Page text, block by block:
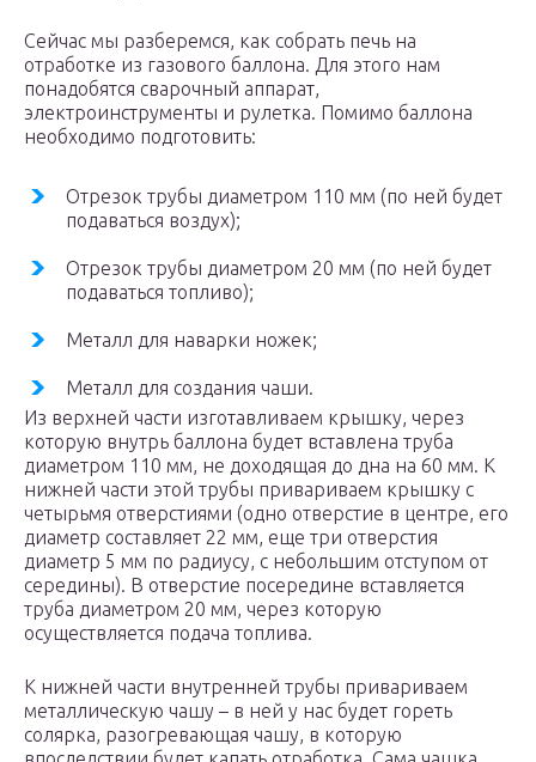
Сейчас мы разберемся, как собрать печь на
отработке из газового баллона. Для этого нам
понадобятся сварочный аппарат,
электроинструменты и рулетка. Помимо баллона
необходимо подготовить:
Отрезок трубы диаметром 110 мм (по ней будет
подаваться воздух);
Отрезок трубы диаметром 20 мм (по ней будет
подаваться топливо);
Металл для наварки ножек;
Металл для создания чаши.
Из верхней части изготавливаем крышку, через
которую внутрь баллона будет вставлена труба
диаметром 110 мм, не доходящая до дна на 60 мм. К
нижней части этой трубы привариваем крышку с
четырьмя отверстиями (одно отверстие в центре, его
диаметр составляет 22 мм, еще три отверстия
диаметр 5 мм по радиусу, с небольшим отступом от
середины). В отверстие посередине вставляется
труба диаметром 20 мм, через которую
осуществляется подача топлива.
К нижней части внутренней трубы привариваем
металлическую чашу – в ней у нас будет гореть
солярка, разогревающая чашу, в которую